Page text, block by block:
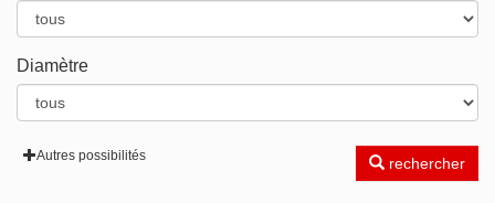
Diamètre
Autres possibilités rechercher